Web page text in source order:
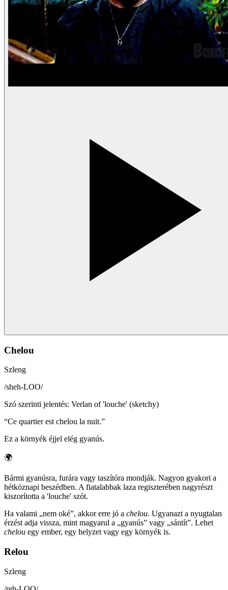
Chelou
Szleng
/sheh-LOO/
Szó szerinti jelentés: Verlan of 'louche' (sketchy)
“Ce quartier est chelou la nuit.”
Ez a környék éjjel elég gyanús.
🌍
Bármi gyanúsra, furára vagy taszítóra mondják. Nagyon gyakori a
hétköznapi beszédben. A fiatalabbak laza regiszterében nagyrészt
kiszorította a 'louche' szót.
Ha valami „nem oké”, akkor erre jó a chelou. Ugyanazt a nyugtalan
érzést adja vissza, mint magyarul a „gyanús” vagy „sántít”. Lehet
chelou egy ember, egy helyzet vagy egy környék is.
Relou
Szleng